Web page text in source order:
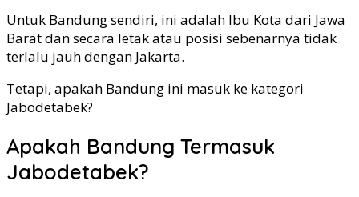
Untuk Bandung sendiri, ini adalah Ibu Kota dari Jawa
Barat dan secara letak atau posisi sebenarnya tidak
terlalu jauh dengan Jakarta.
Tetapi, apakah Bandung ini masuk ke kategori
Jabodetabek?
Apakah Bandung Termasuk
Jabodetabek?